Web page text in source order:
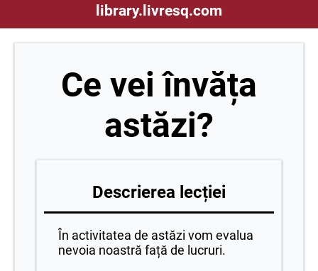
library.livresq.com
Ce vei învăța
astăzi?
Descrierea lecției
În activitatea de astăzi vom evalua
nevoia noastră față de lucruri.